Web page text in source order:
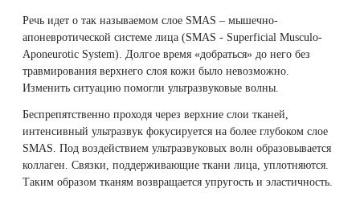
Речь идет о так называемом слое SMAS – мышечно-
апоневротической системе лица (SMAS - Superficial Musculo-
Aponeurotic System). Долгое время «добраться» до него без
травмирования верхнего слоя кожи было невозможно.
Изменить ситуацию помогли ультразвуковые волны.
Беспрепятственно проходя через верхние слои тканей,
интенсивный ультразвук фокусируется на более глубоком слое
SMAS. Под воздействием ультразвуковых волн образовывается
коллаген. Связки, поддерживающие ткани лица, уплотняются.
Таким образом тканям возвращается упругость и эластичность.